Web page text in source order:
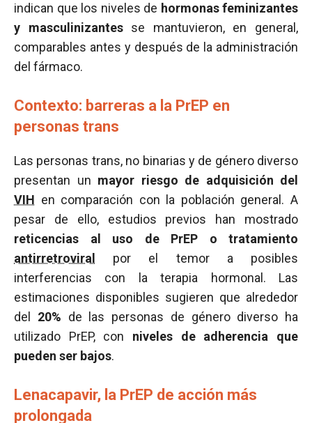
indican que los niveles de hormonas feminizantes
y masculinizantesse mantuvieron, en general,
comparables antes y después de la administración
del fármaco.
Contexto: barreras a la PrEP en
personas trans
Las personas trans, no binarias y de género diverso
presentan un mayor riesgo de adquisición del
VIH en comparación con la población general. A
pesar de ello, estudios previos han mostrado
reticencias al uso de PrEP o tratamiento
antirretroviral
por el temor a posibles
interferencias con la terapia hormonal. Las
estimaciones disponibles sugieren que alrededor
del 20% de las personas de género diverso ha
utilizado PrEP, con niveles de adherencia que
pueden ser bajos.
Lenacapavir, la PrEP de acción más
prolongada